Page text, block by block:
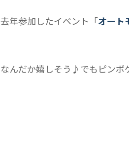
去年参加したイベント「オート
なんだか嬉しそう♪でもピンボ